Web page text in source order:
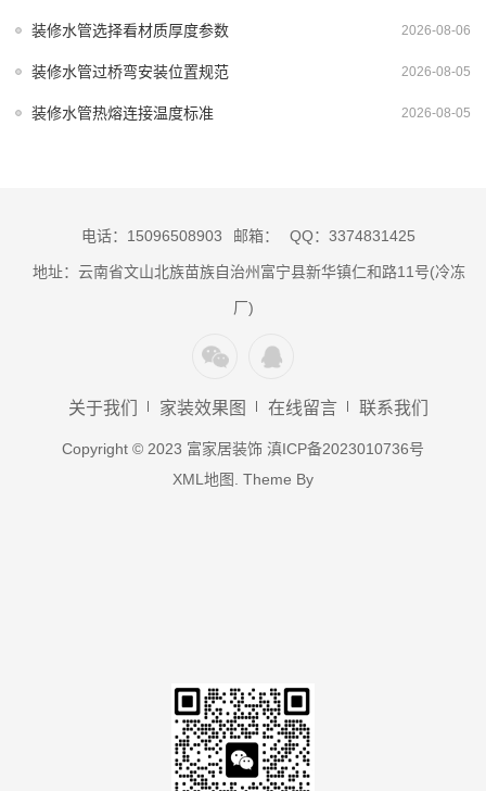
2026-08-06
装修水管选择看材质厚度参数
2026-08-05
装修水管过桥弯安装位置规范
2026-08-05
装修水管热熔连接温度标准
电话：15096508903 邮箱： QQ：3374831425
地址：云南省文山北族苗族自治州富宁县新华镇仁和路11号(冷冻
厂)
关于我们 家装效果图 在线留言 联系我们
Copyright © 2023 富家居装饰 滇ICP备2023010736号
XML地图
. Theme By